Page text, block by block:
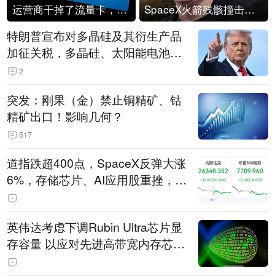
运营商干掉了流量卡，他们真的玩不起了 SpaceX火箭残骸撞击月球
特朗普宣布对多晶硅及其衍生产品
加征关税，多晶硅、太阳能电池等
设置最低进口价格
2
突发：刚果（金）禁止铜精矿、钴
精矿出口！影响几何？
517
道指跌超400点，SpaceX反弹大涨
6%，存储芯片、AI应用股重挫，西
部数据跌超13%，国际油价走强
英伟达考虑下调Rubin Ultra芯片显
存容量 以应对先进高带宽内存芯片
短缺问题